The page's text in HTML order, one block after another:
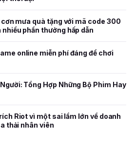
mưa quà tặng với mã code 300
nhiều phần thưởng hấp dẫn
online miễn phí đáng để chơi
Tổng Hợp Những Bộ Phim Hay
Riot vì một sai lầm lớn về doanh
thải nhân viên